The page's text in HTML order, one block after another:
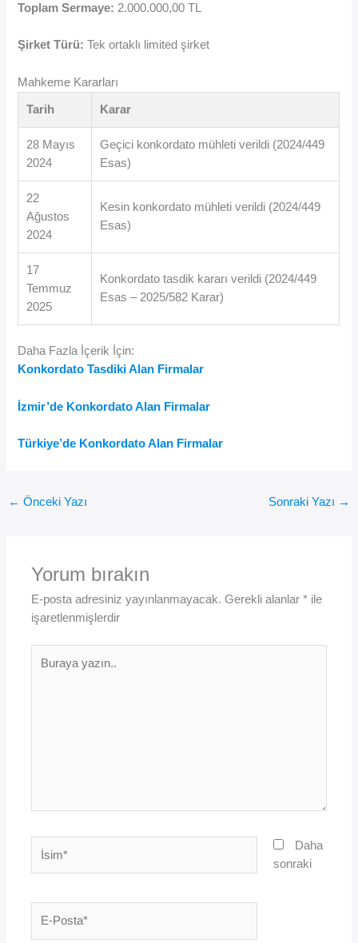
Toplam Sermaye: 2.000.000,00 TL
Şirket Türü: Tek ortaklı limited şirket
Mahkeme Kararları
Tarih Karar
28 Mayıs
2024
Geçici konkordato mühleti verildi (2024/449
Esas)
22
Ağustos
2024
Kesin konkordato mühleti verildi (2024/449
Esas)
17
Temmuz
2025
Konkordato tasdik kararı verildi (2024/449
Esas – 2025/582 Karar)
Daha Fazla İçerik İçin:
Konkordato Tasdiki Alan Firmalar
İzmir’de Konkordato Alan Firmalar
Türkiye’de Konkordato Alan Firmalar
← Önceki Yazı Sonraki Yazı →
Yorum bırakın
E-posta adresiniz yayınlanmayacak. Gerekli alanlar* ile
işaretlenmişlerdir
yazın..
Posta*
Daha
sonraki